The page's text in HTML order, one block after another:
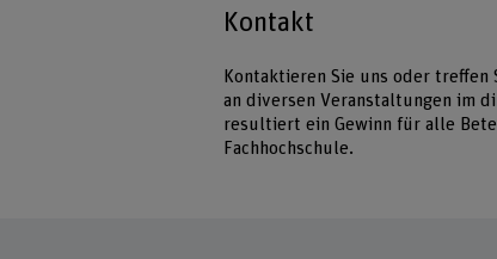
Kontakt
Kontaktieren Sie uns oder treffen
an diversen Veranstaltungen im
resultiert ein Gewinn für alle
Fachhochschule.